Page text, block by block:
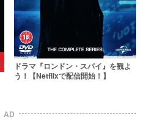
ドラマ『ロンドン・スパイ』を観よ
う！【Netflixで配信開始！】
AD